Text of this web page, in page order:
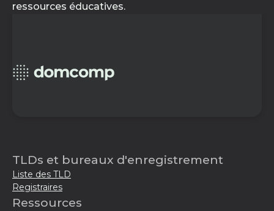
ressources éducatives.
TLDs et bureaux d'enregistrement
Liste des TLD
Registraires
Ressources